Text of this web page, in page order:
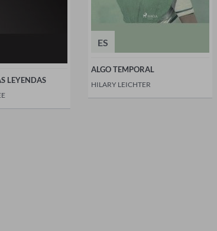
LEYENDAS
ES
ALGO TEMPORAL
HILARY LEICHTER